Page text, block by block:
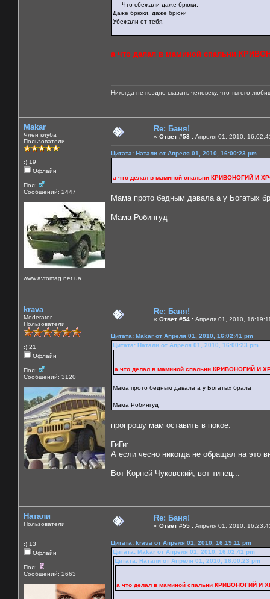
Что сбежали даже брюки,
Даже брюки, даже брюки
Убежали от тебя.
а что делал в маминой спальни
Никогда не поздно сказать человеку, что ты его
Makar
Член клуба
Пользователи
:) 19
Офлайн
Пол:
Сообщений: 2447
www.avtomag.net.ua
Re: Баня!
« Ответ #53 : Апреля 01, 2010,
Цитата: Натали от Апреля 01, 2010, 16:00:23 pm
а что делал в маминой спальни КРИВОНОГИЙ И
Мама прото бедным давала а у Богатых
Мама Робингуд
krava
Moderator
Пользователи
:) 21
Офлайн
Пол:
Сообщений: 3120
Re: Баня!
« Ответ #54 : Апреля 01, 2010,
Цитата: Makar от Апреля 01, 2010, 16:02:41 pm
Цитата: Натали от Апреля 01, 2010, 16:00:23 pm
а что делал в маминой спальни КРИВОНОГИЙ И
Мама прото бедным давала а у Богатых брала
Мама Робингуд
пропрошу мам оставить в покое.
ГиГи:
А если чесно никогда не обращал на это
Вот Корней Чуковский, вот типец...
Натали
Пользователи
:) 13
Офлайн
Пол:
Сообщений: 2663
Re: Баня!
« Ответ #55 : Апреля 01, 2010,
Цитата: krava от Апреля 01, 2010, 16:19:11 pm
Цитата: Makar от Апреля 01, 2010, 16:02:41 pm
Цитата: Натали от Апреля 01, 2010, 16:00:23 pm
а что делал в маминой спальни КРИВОНОГИЙ И